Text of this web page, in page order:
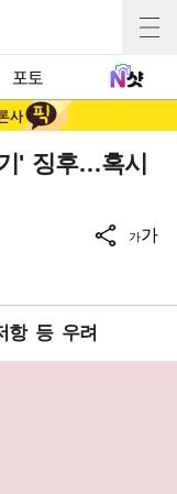
포토
' 징후…혹시
가가
항 등 우려